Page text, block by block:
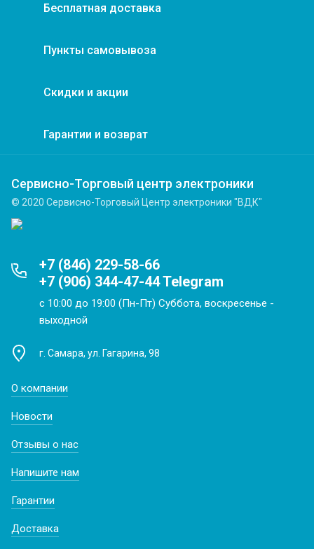
Бесплатная доставка
Пункты самовывоза
Скидки и акции
Гарантии и возврат
Сервисно-Торговый центр электроники
© 2020 Сервисно-Торговый Центр электроники "ВДК"
+7 (846) 229-58-66
+7 (906) 344-47-44 Telegram
с 10:00 до 19:00 (Пн-Пт) Суббота, воскресенье -
выходной
г. Самара, ул. Гагарина, 98
О компании
Новости
Отзывы о нас
Напишите нам
Гарантии
Доставка